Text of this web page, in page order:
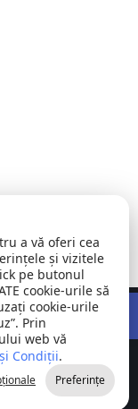
©
2026
Toate
drepturile
rezervate
SRL
a vă oferi cea
și vizitele
pe butonul
cookie-urile să
cookie-urile
Prin
web vă
Condiții.
Preferințe